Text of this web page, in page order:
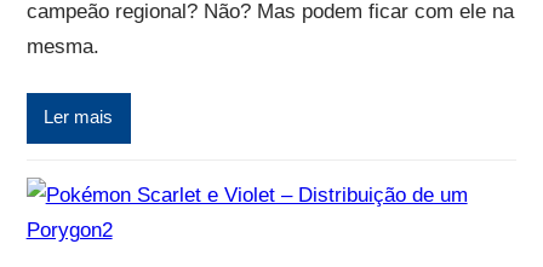
campeão regional? Não? Mas podem ficar com ele na
mesma.
Ler mais